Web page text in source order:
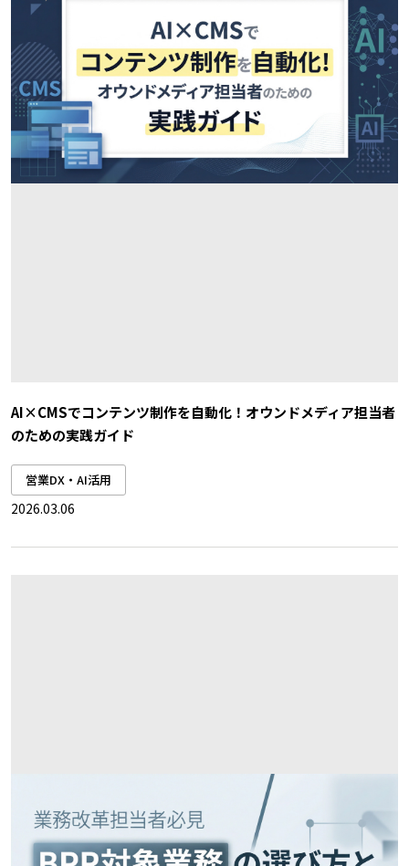
AI×CMSでコンテンツ制作を自動化！オウンドメディア担当者
のための実践ガイド
営業DX・AI活用
2026.03.06